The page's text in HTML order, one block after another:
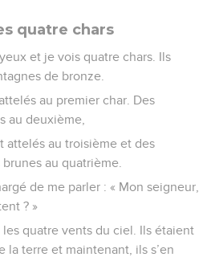
quatre chars
et je vois quatre chars. Ils
de bronze.
au premier char. Des
au deuxième,
attelés au troisième et des
au quatrième.
de me parler : « Mon seigneur,
? »
les quatre vents du ciel. Ils étaient
la terre et maintenant, ils s’en